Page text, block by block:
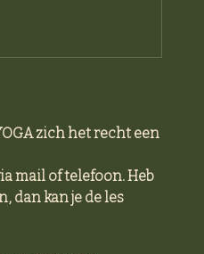
zich het recht een
mail of telefoon. Heb
dan kan je de les